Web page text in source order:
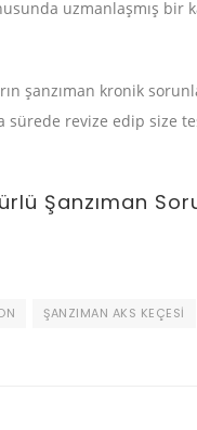
uzmanlaşmış bir
şanzıman kronik
sürede revize edip
Şanzıman
ŞANZIMAN AKS KEÇESI